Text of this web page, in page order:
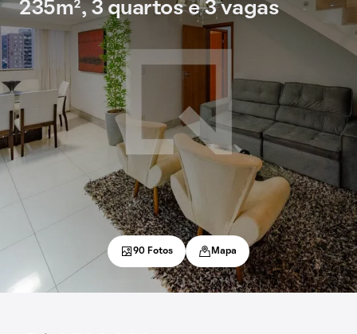
235m², 3 quartos e 3 vagas
90 Fotos Mapa